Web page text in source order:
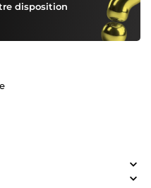
disposition